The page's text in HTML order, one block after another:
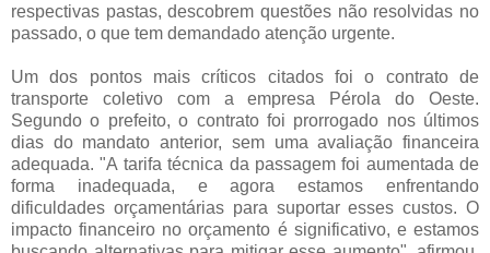
respectivas pastas, descobrem questões não resolvidas no
passado, o que tem demandado atenção urgente.
Um dos pontos mais críticos citados foi o contrato de
transporte coletivo com a empresa Pérola do Oeste.
Segundo o prefeito, o contrato foi prorrogado nos últimos
dias do mandato anterior, sem uma avaliação financeira
adequada. "A tarifa técnica da passagem foi aumentada de
forma inadequada, e agora estamos enfrentando
dificuldades orçamentárias para suportar esses custos. O
impacto financeiro no orçamento é significativo, e estamos